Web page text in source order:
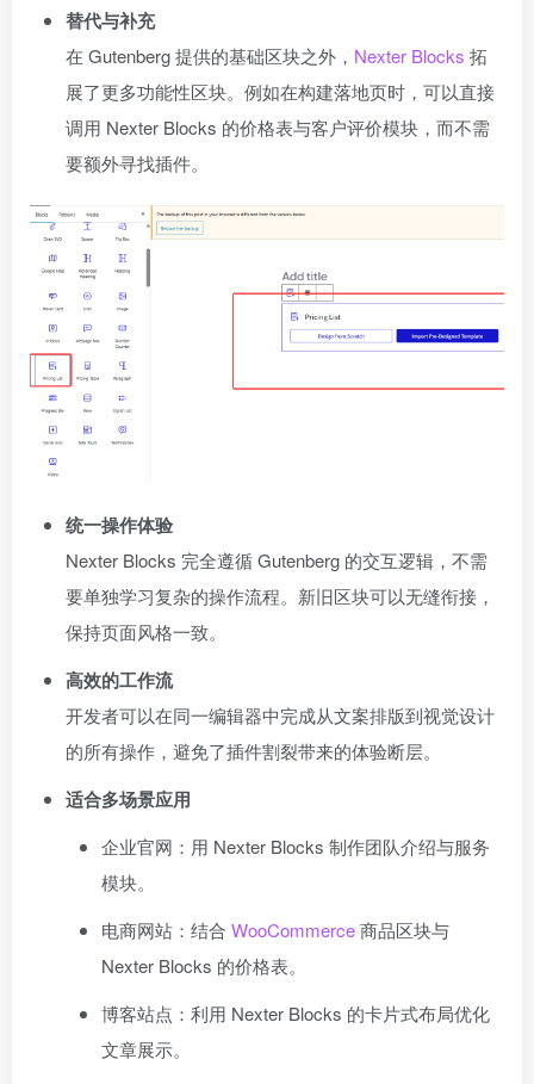
替代与补充
在 Gutenberg 提供的基础区块之外， Nexter Blocks 拓
展了更多功能性区块。例如在构建落地页时，可以直接
调用 Nexter Blocks 的价格表与客户评价模块，而不需
要额外寻找插件。
统一操作体验
Nexter Blocks 完全遵循 Gutenberg 的交互逻辑，不需
要单独学习复杂的操作流程。新旧区块可以无缝衔接，
保持页面风格一致。
高效的工作流
开发者可以在同一编辑器中完成从文案排版到视觉设计
的所有操作，避免了插件割裂带来的体验断层。
适合多场景应用
企业官网：用 Nexter Blocks 制作团队介绍与服务
模块。
电商网站：结合 WooCommerce商品区块与
Nexter Blocks 的价格表。
博客站点：利用 Nexter Blocks 的卡片式布局优化
文章展示。